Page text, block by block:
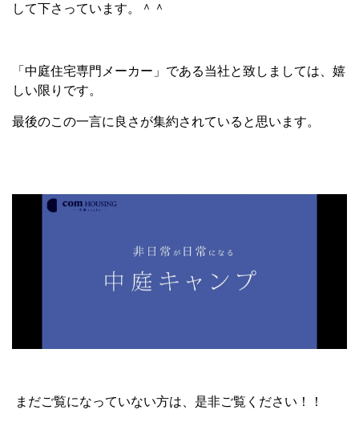
して下さっています。＾＾
「中庭住宅専門メーカー」である当社と致しましては、嬉
しい限りです。
最後のこの一言に良さが集約されていると思います。
まだご覧になっていない方は、是非ご覧ください！！